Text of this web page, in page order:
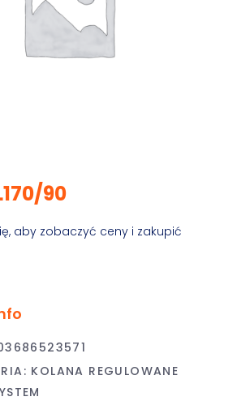
90
aby zobaczyć ceny i zakupić
KOLANA REGULOWANE